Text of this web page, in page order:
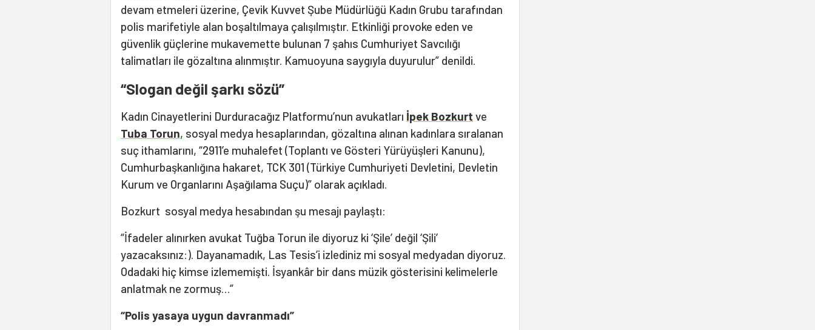
devam etmeleri üzerine, Çevik Kuvvet Şube Müdürlüğü Kadın Grubu tarafından
polis marifetiyle alan boşaltılmaya çalışılmıştır. Etkinliği provoke eden ve
güvenlik güçlerine mukavemette bulunan 7 şahıs Cumhuriyet Savcılığı
talimatları ile gözaltına alınmıştır. Kamuoyuna saygıyla duyurulur” denildi.
“Slogan değil şarkı sözü”
Kadın Cinayetlerini Durduracağız Platformu’nun avukatları İpek Bozkurt ve
Tuba Torun, sosyal medya hesaplarından, gözaltına alınan kadınlara sıralanan
suç ithamlarını, “2911’e muhalefet (Toplantı ve Gösteri Yürüyüşleri Kanunu),
Cumhurbaşkanlığına hakaret, TCK 301 (Türkiye Cumhuriyeti Devletini, Devletin
Kurum ve Organlarını Aşağılama Suçu)” olarak açıkladı.
Bozkurt sosyal medya hesabından şu mesajı paylaştı:
“İfadeler alınırken avukat Tuğba Torun ile diyoruz ki ‘Şile’ değil ‘Şili’
yazacaksınız:). Dayanamadık, Las Tesis’i izlediniz mi sosyal medyadan diyoruz.
Odadaki hiç kimse izlememişti. İsyankâr bir dans müzik gösterisini kelimelerle
anlatmak ne zormuş…”
“Polis yasaya uygun davranmadı”